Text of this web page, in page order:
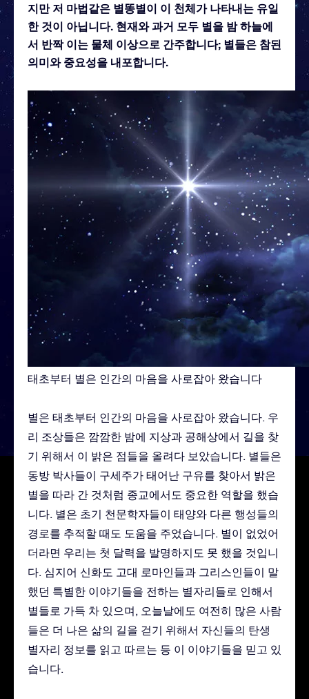
지만 저 마법같은 별똥별이 이 천체가 나타내는 유일
한 것이 아닙니다. 현재와 과거 모두 별을 밤 하늘에
서 반짝 이는 물체 이상으로 간주합니다; 별들은 참된
의미와 중요성을 내포합니다.
태초부터 별은 인간의 마음을 사로잡아 왔습니다
별은 태초부터 인간의 마음을 사로잡아 왔습니다. 우
리 조상들은 깜깜한 밤에 지상과 공해상에서 길을 찾
기 위해서 이 밝은 점들을 올려다 보았습니다. 별들은
동방 박사들이 구세주가 태어난 구유를 찾아서 밝은
별을 따라 간 것처럼 종교에서도 중요한 역할을 했습
니다. 별은 초기 천문학자들이 태양와 다른 행성들의
경로를 추적할 때도 도움을 주었습니다. 별이 없었어
더라면 우리는 첫 달력을 발명하지도 못 했을 것입니
다. 심지어 신화도 고대 로마인들과 그리스인들이 말
했던 특별한 이야기들을 전하는 별자리들로 인해서
별들로 가득 차 있으며, 오늘날에도 여전히 많은 사람
들은 더 나은 삶의 길을 걷기 위해서 자신들의 탄생
별자리 정보를 읽고 따르는 등 이 이야기들을 믿고 있
습니다.